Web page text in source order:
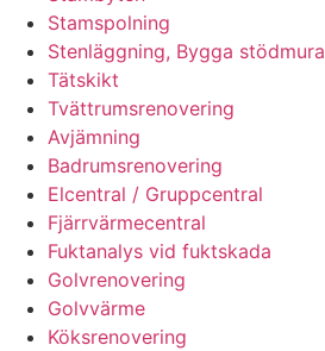
Stamspolning
Stenläggning, Bygga
Tätskikt
Tvättrumsrenovering
Avjämning
Badrumsrenovering
Elcentral / Gruppcentral
Fjärrvärmecentral
Fuktanalys vid fuktskada
Golvrenovering
Golvvärme
Köksrenovering